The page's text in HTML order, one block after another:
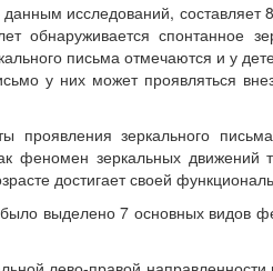
исследований, составляет
обнаруживается спонтанное
письма отмечаются и у
у них может проявляться
зеркального
феномен зеркальных движений
достигает своей
выделено 7 основных видов